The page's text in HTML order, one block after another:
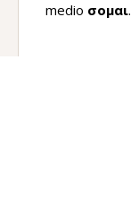
medio σομαι.